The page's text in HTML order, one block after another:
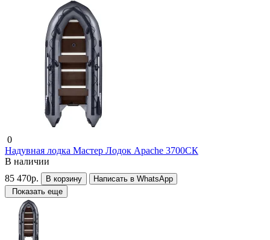
0
Надувная лодка Мастер Лодок Apache 3700СК
В наличии
85 470р.
В корзину
Написать в WhatsApp
Показать еще